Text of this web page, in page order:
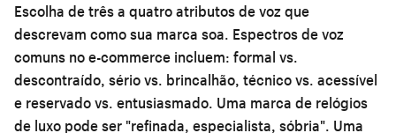
Escolha de três a quatro atributos de voz que
descrevam como sua marca soa. Espectros de voz
comuns no e-commerce incluem: formal vs.
descontraído, sério vs. brincalhão, técnico vs. acessível
e reservado vs. entusiasmado. Uma marca de relógios
de luxo pode ser "refinada, especialista, sóbria". Uma